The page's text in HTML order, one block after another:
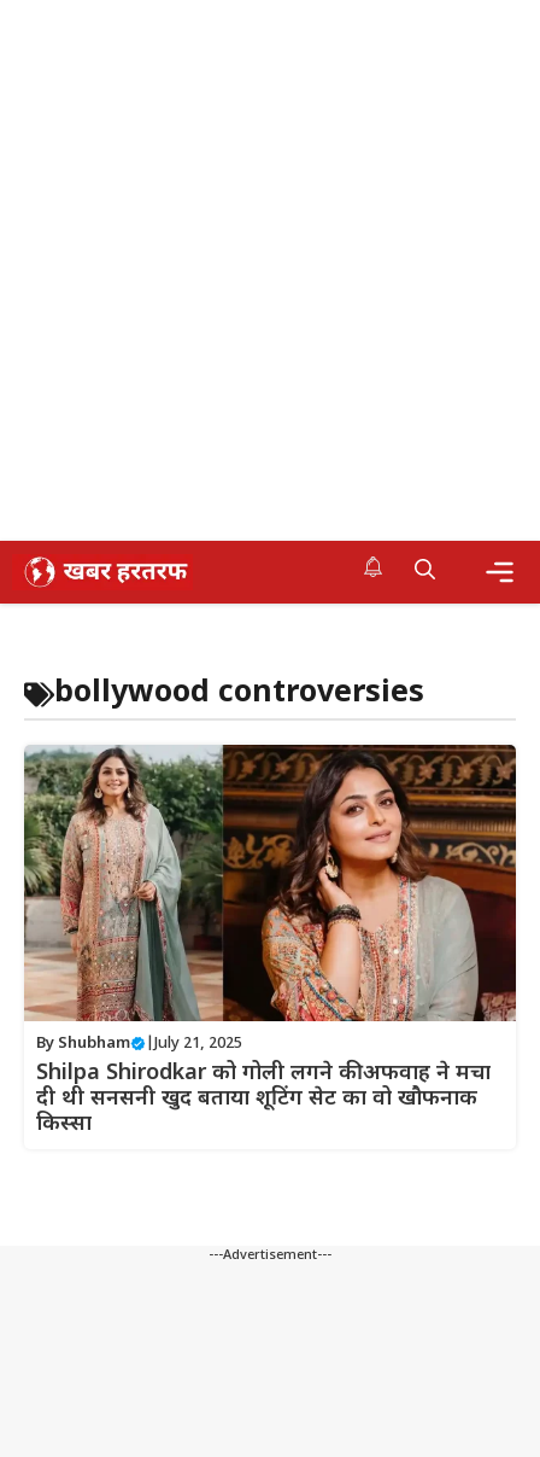
Skip
bollywood controversies
By Shubham July 21, 2025
Shilpa Shirodkar को गोली लगने की अफवाह ने मचा
दी थी सनसनी खुद बताया शूटिंग सेट का वो खौफनाक
किस्सा
---Advertisement---